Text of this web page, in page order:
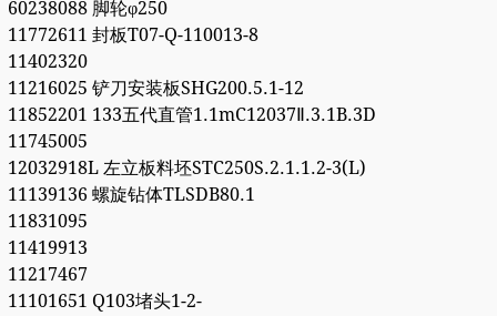
60238088 脚轮φ250
11772611 封板T07-Q-110013-8
11402320
11216025 铲刀安装板SHG200.5.1-12
11852201 133五代直管1.1mC12037Ⅱ.3.1B.3D
11745005
12032918L 左立板料坯STC250S.2.1.1.2-3(L)
11139136 螺旋钻体TLSDB80.1
11831095
11419913
11217467
11101651 Q103堵头1-2-